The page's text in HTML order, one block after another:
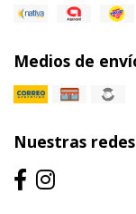
Medios de
Nuestras